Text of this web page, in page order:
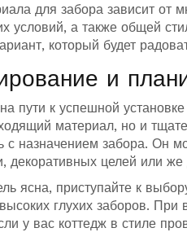
для забора зависит от
условий, а также общей
который будет
и
пути к успешной
материал, но и
с назначением забора. Он
декоративных целей или
ясна, приступайте к
глухих заборов.
у вас коттедж в стиле